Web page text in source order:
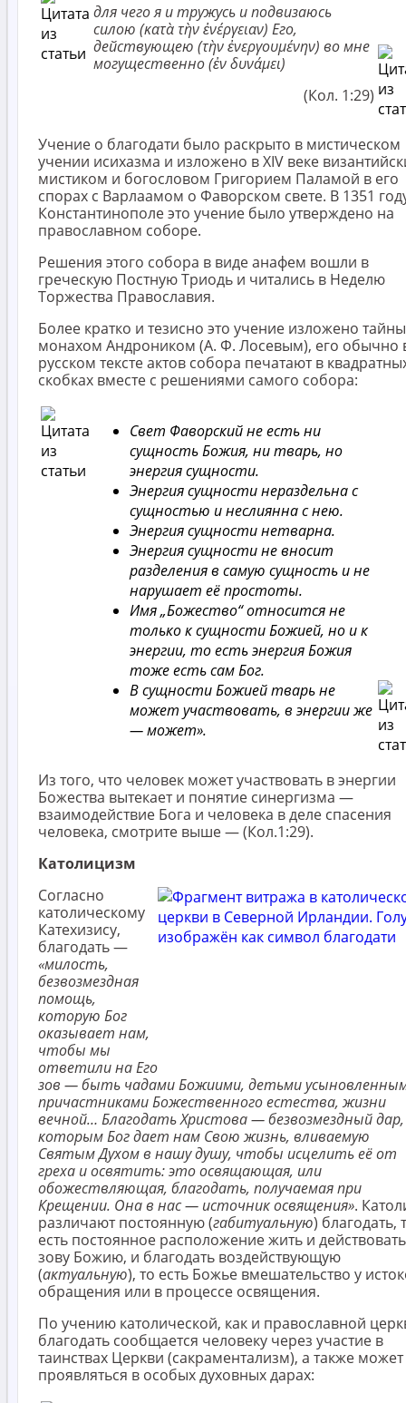
для чего я и тружусь и подвизаюсь
силою (κατὰ τὴν ἐνέργειαν) Его,
действующею (τὴν ἐνεργουμένην) во мне
могущественно (ἐν δυνάμει)
(Кол. 1:29)
Учение о благодати было раскрыто в мистическом
учении исихазма и изложено в XIV веке
мистиком и богословом Григорием Паламой в его
спорах с Варлаамом о Фаворском свете. В 1351
Константинополе это учение было утверждено на
православном соборе.
Решения этого собора в виде анафем вошли в
греческую Постную Триодь и читались в Неделю
Торжества Православия.
Более кратко и тезисно это учение изложено
монахом Андроником (А. Ф. Лосевым), его обычно
русском тексте актов собора печатают в
скобках вместе с решениями самого собора:
Свет Фаворский не есть ни
сущность Божия, ни тварь, но
энергия сущности.
Энергия сущности нераздельна с
сущностью и неслиянна с нею.
Энергия сущности нетварна.
Энергия сущности не вносит
разделения в самую сущность и не
нарушает её простоты.
Имя „Божество“ относится не
только к сущности Божией, но и к
энергии, то есть энергия Божия
тоже есть сам Бог.
В сущности Божией тварь не
может участвовать, в энергии же
— может».
Из того, что человек может участвовать в энергии
Божества вытекает и понятие синергизма —
взаимодействие Бога и человека в деле спасения
человека, смотрите выше — (Кол.1:29).
Католицизм
Согласно
католическому
Катехизису,
благодать —
«милость,
безвозмездная
помощь,
которую Бог
оказывает нам,
чтобы мы
ответили на Его
зов — быть чадами Божиими, детьми
причастниками Божественного естества, жизни
вечной… Благодать Христова — безвозмездный дар,
которым Бог дает нам Свою жизнь, вливаемую
Святым Духом в нашу душу, чтобы исцелить её от
греха и освятить: это освящающая, или
обожествляющая, благодать, получаемая при
Крещении. Она в нас — источник освящения».
различают постоянную (габитуальную) благодать,
есть постоянное расположение жить и
зову Божию, и благодать воздействующую
(актуальную), то есть Божье вмешательство у
обращения или в процессе освящения.
По учению католической, как и православной
благодать сообщается человеку через участие в
таинствах Церкви (сакраментализм), а также может
проявляться в особых духовных дарах: